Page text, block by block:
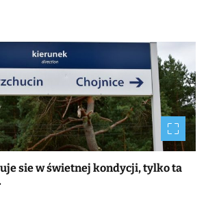
sie w świetnej kondycji, tylko ta